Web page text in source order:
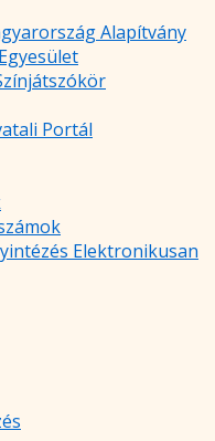
Alapítvány
Portál
Elektronikusan